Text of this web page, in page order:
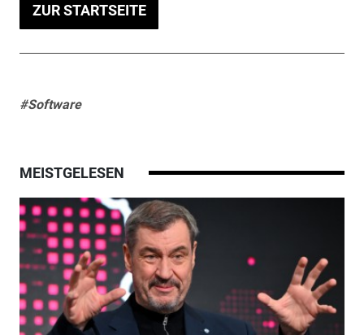
ZUR STARTSEITE
#Software
MEISTGELESEN